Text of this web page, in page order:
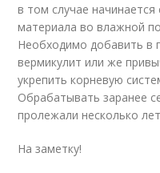
в том случае
материала во влажной
Необходимо добавить в
вермикулит или же
укрепить корневую
Обрабатывать заранее
пролежали несколько
На заметку!